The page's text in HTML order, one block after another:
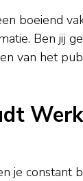
boeiend
Ben jij
van het
je constant